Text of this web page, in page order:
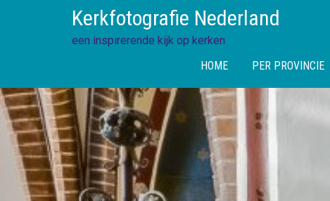
Kerkfotografie Nederland
een inspirerende kijk op kerken
HOME
PER PROVINCIE